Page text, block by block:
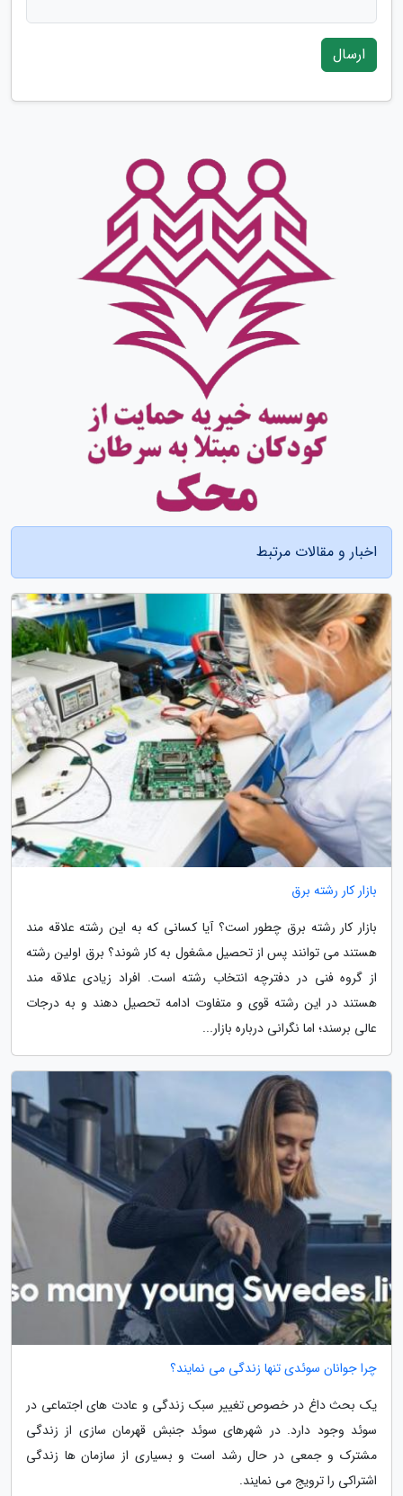
ارسال
اخبار و مقالات مرتبط
بازار کار رشته برق
بازار کار رشته برق چطور است؟ آیا کسانی که به این رشته علاقه مند
هستند می توانند پس از تحصیل مشغول به کار شوند؟ برق اولین رشته
از گروه فنی در دفترچه انتخاب رشته است. افراد زیادی علاقه مند
هستند در این رشته قوی و متفاوت ادامه تحصیل دهند و به درجات
عالی برسند؛ اما نگرانی درباره بازار...
چرا جوانان سوئدی تنها زندگی می نمایند؟
یک بحث داغ در خصوص تغییر سبک زندگی و عادت های اجتماعی در
سوئد وجود دارد. در شهرهای سوئد جنبش قهرمان سازی از زندگی
مشترک و جمعی در حال رشد است و بسیاری از سازمان ها زندگی
اشتراکی را ترویج می نمایند.